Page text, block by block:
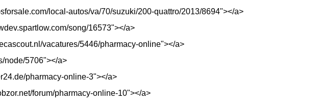
local-autos/va/70/suzuki/200-quattro/2013/8694"></a>
song/16573"></a>
vacatures/5446/pharmacy-online"></a>
node/5706"></a>
pharmacy-online-3"></a>
forum/pharmacy-online-10"></a>